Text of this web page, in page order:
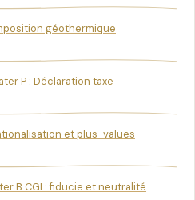
géothermique
P : Déclaration taxe
et plus-values
B CGI : fiducie et neutralité